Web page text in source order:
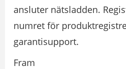
ansluter nätsladden.
numret för
garantisupport.
Fram